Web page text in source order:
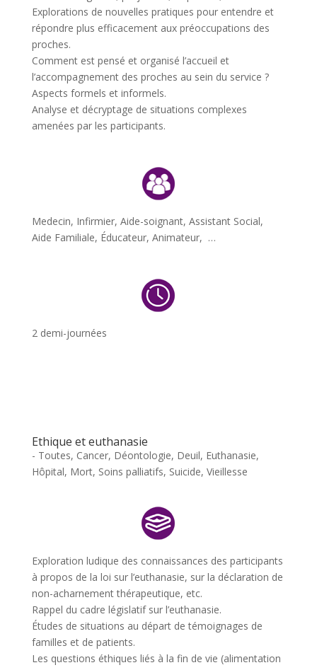
Explorations de nouvelles pratiques pour entendre et
répondre plus efficacement aux préoccupations des
proches.
Comment est pensé et organisé l’accueil et
l’accompagnement des proches au sein du service ?
Aspects formels et informels.
Analyse et décryptage de situations complexes
amenées par les participants.
Medecin, Infirmier, Aide-soignant, Assistant Social,
Aide Familiale, Éducateur, Animateur, …
2 demi-journées
Ethique et euthanasie
- Toutes, Cancer, Déontologie, Deuil, Euthanasie,
Hôpital, Mort, Soins palliatifs, Suicide, Vieillesse
Exploration ludique des connaissances des participants
à propos de la loi sur l’euthanasie, sur la déclaration de
non-acharnement thérapeutique, etc.
Rappel du cadre législatif sur l’euthanasie.
Études de situations au départ de témoignages de
familles et de patients.
Les questions éthiques liés à la fin de vie (alimentation